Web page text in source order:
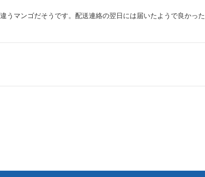
うマンゴだそうです。配送連絡の翌日には届いたようで良かった